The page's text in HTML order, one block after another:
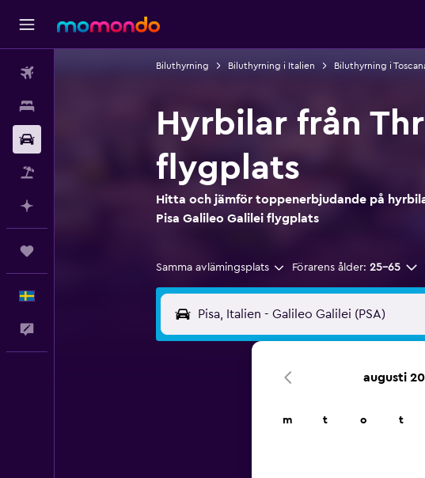
Biluthyrning Biluthyrning i Italien Biluthyrning i
Hyrbilar från
flygplats
Hitta och jämför toppenerbjudande på
Pisa Galileo Galilei flygplats
Samma avlämingsplats Förarens ålder: 25-65
augusti
m t o t